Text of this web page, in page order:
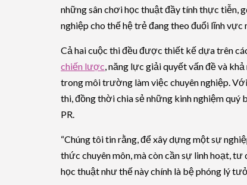
những sân chơi học thuật đầy tính thực tiễn,
nghiệp cho thế hệ trẻ đang theo đuổi lĩnh
Cả hai cuộc thi đều được thiết kế dựa trên
chiến lược, năng lực giải quyết vấn đề và
trong môi trường làm việc chuyên nghiệp.
thi, đồng thời chia sẻ những kinh nghiệm quý
PR.
“Chúng tôi tin rằng, để xây dựng một sự
thức chuyên môn, mà còn cần sự linh hoạt,
học thuật như thế này chính là bệ phóng lý